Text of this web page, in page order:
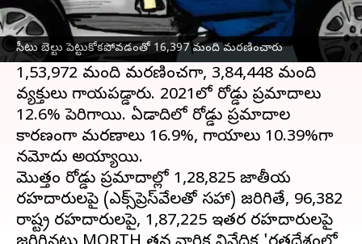
సీటు బెల్టు పెట్టుకోకపోవడంతో 16,397 మంది మరణించారు
భారతదేశం 2021లో 4,12,432 రోడ్డు ప్రమాదాలు
జరిగాయి. రోడ్డు రవాణా రహదారుల మంత్రిత్వ శాఖ
(MoRTH) తాజా డేటా ప్రకారం ఈ ప్రమాదాల్లో
1,53,972 మంది మరణించగా, 3,84,448 మంది
వ్యక్తులు గాయపడ్డారు. 2021లో రోడ్డు ప్రమాదాలు
12.6% పెరిగాయి. ఏడాదిలో రోడ్డు ప్రమాదాల
కారణంగా మరణాలు 16.9%, గాయాలు 10.39%గా
నమోదు అయ్యాయి.
మొత్తం రోడ్డు ప్రమాదాల్లో 1,28,825 జాతీయ
రహదారులపై (ఎక్స్‌ప్రెస్‌వేలతో సహా) జరిగితే, 96,382
రాష్ట్ర రహదారులపై, 1,87,225 ఇతర రహదారులపై